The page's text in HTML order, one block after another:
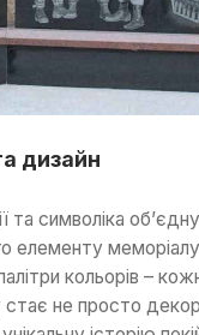
дизайн
та символіка
елементу
кольорів –
стає не просто